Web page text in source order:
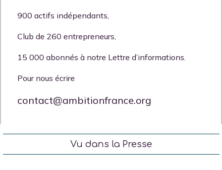
900 actifs indépendants,
Club de 260 entrepreneurs,
15 000 abonnés à notre Lettre d’informations.
Pour nous écrire
contact@ambitionfrance.org
Vu dans la Presse